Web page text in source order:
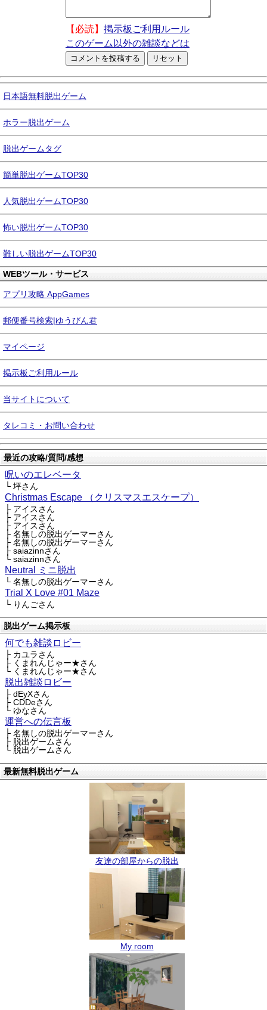
【必読】 掲示板ご利用ルール
このゲーム以外の雑談などは
日本語無料脱出ゲーム
ホラー脱出ゲーム
脱出ゲームタグ
簡単脱出ゲームTOP30
人気脱出ゲームTOP30
怖い脱出ゲームTOP30
難しい脱出ゲームTOP30
WEBツール・サービス
アプリ攻略 AppGames
郵便番号検索|ゆうびん君
マイページ
掲示板ご利用ルール
当サイトについて
タレコミ・お問い合わせ
最近の攻略/質問/感想
呪いのエレベータ
└ 坪さん
Christmas Escape （クリスマスエスケープ）
├ アイスさん
├ アイスさん
├ アイスさん
├ 名無しの脱出ゲーマーさん
├ 名無しの脱出ゲーマーさん
├ saiazinnさん
└ saiazinnさん
Neutral ミニ脱出
└ 名無しの脱出ゲーマーさん
Trial X Love #01 Maze
└ りんごさん
脱出ゲーム掲示板
何でも雑談ロビー
├ カユラさん
├ くまれんじゃー★さん
└ くまれんじゃー★さん
脱出雑談ロビー
├ dEyXさん
├ CDDeさん
└ ゆなさん
運営への伝言板
├ 名無しの脱出ゲーマーさん
├ 脱出ゲームさん
└ 脱出ゲームさん
最新無料脱出ゲーム
友達の部屋からの脱出
My room